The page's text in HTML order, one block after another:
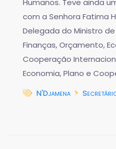
com a Senhora Fatima
Delegada do Ministro
Finanças, Orçamento,
Cooperação
Economia, Plano e
N'Djamena